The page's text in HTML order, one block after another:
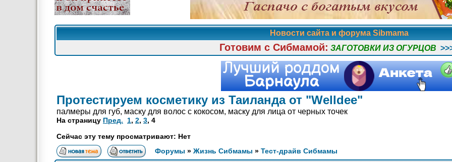
Новости сайта и форума Sibmama
Готовим с Сибмамой: ЗАГОТОВКИ ИЗ ОГУРЦОВ
Протестируем косметику из Таиланда от "Welldee"
палмеры для губ, маску для волос с кокосом, маску для лица от черных точек
На страницу Пред. 1, 2, 3, 4
Сейчас эту тему просматривают: Нет
Форумы » Жизнь Сибмамы » Тест-драйв Сибмамы